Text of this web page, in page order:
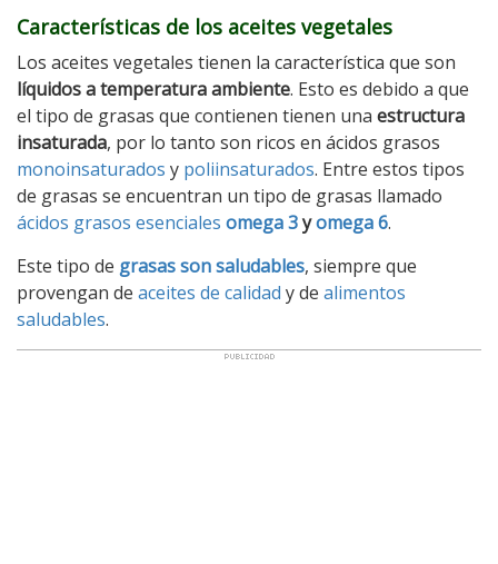
Características de los aceites vegetales
Los aceites vegetales tienen la característica que son
líquidos a temperatura ambiente. Esto es debido a que
el tipo de grasas que contienen tienen una estructura
insaturada, por lo tanto son ricos en ácidos grasos
monoinsaturados y poliinsaturados. Entre estos tipos
de grasas se encuentran un tipo de grasas llamado
ácidos grasos esenciales omega 3yomega 6.
Este tipo de grasas son saludables, siempre que
provengan de aceites de calidad y de alimentos
saludables.